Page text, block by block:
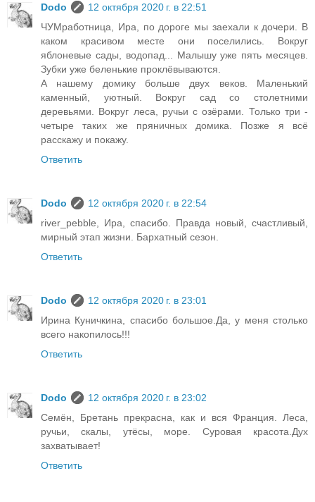
Dodo
12 октября 2020 г. в 22:51
ЧУМработница, Ира, по дороге мы заехали к дочери. В
каком красивом месте они поселились. Вокруг
яблоневые сады, водопад... Малышу уже пять месяцев.
Зубки уже беленькие проклёвываются.
А нашему домику больше двух веков. Маленький
каменный, уютный. Вокруг сад со столетними
деревьями. Вокруг леса, ручьи с озёрами. Только три -
четыре таких же пряничных домика. Позже я всё
расскажу и покажу.
Ответить
Dodo
12 октября 2020 г. в 22:54
river_pebble, Ира, спасибо. Правда новый, счастливый,
мирный этап жизни. Бархатный сезон.
Ответить
Dodo
12 октября 2020 г. в 23:01
Ирина Куничкина, спасибо большое.Да, у меня столько
всего накопилось!!!
Ответить
Dodo
12 октября 2020 г. в 23:02
Семён, Бретань прекрасна, как и вся Франция. Леса,
ручьи, скалы, утёсы, море. Суровая красота.Дух
захватывает!
Ответить